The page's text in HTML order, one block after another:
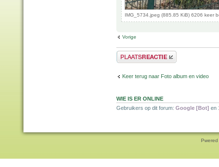
IMG_5734.jpeg (885.85 KiB) 6206 keer
Vorige
Plaats een reactie
Keer terug naar Foto album en video
WIE IS ER ONLINE
Gebruikers op dit forum: Google [Bot] en